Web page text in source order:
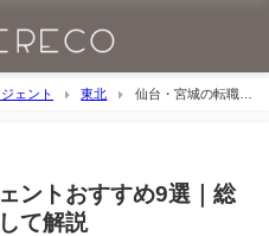
ェント 東北
仙台・宮城の転職エ
ントおすすめ9選｜総
て解説